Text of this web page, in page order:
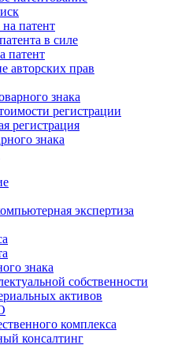
патент
в силе
патент
авторских прав
знака
регистрации
регистрация
знака
экспертиза
знака
собственности
активов
комплекса
консалтинг